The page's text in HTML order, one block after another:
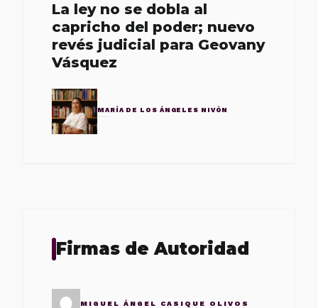
La ley no se dobla al
capricho del poder; nuevo
revés judicial para Geovany
Vásquez
MARÍA DE LOS ÁNGELES NIVÓN
Firmas de Autoridad
MIGUEL ÁNGEL CASIQUE OLIVOS